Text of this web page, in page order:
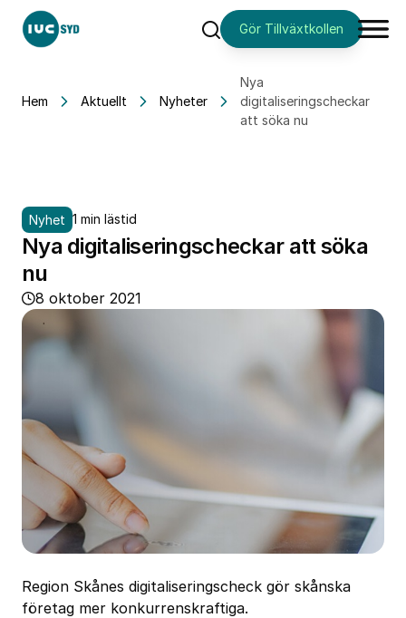
SökGör Tillväxtkollen
Hem Aktuellt Nyheter
Nya
digitaliseringscheckar
att söka nu
Nyhet 1 min lästid
Nya digitaliseringscheckar att söka
nu
8 oktober 2021
Region Skånes digitaliseringscheck gör skånska
företag mer konkurrenskraftiga.